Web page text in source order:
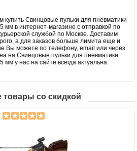
купить Свинцовые пульки для пневматики
мм в интернет-магазине с отправкой по
службой по Москве. Доставим
а для заказов больше лимита еще и
Вы можете по телефону, email или через
на Свинцовые пульки для пневматики
у нас на сайте всегда актуальна.
товары со скидкой